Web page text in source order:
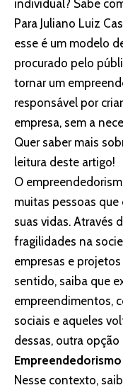
individual? Sabe
Para Juliano Luiz
esse é um modelo
procurado pelo
tornar um
responsável por
empresa, sem a
Quer saber mais
leitura deste artigo!
O
muitas pessoas
suas vidas. Através
fragilidades na
empresas e
sentido, saiba que
empreendimentos,
sociais e aqueles
dessas, outra
Nesse contexto,